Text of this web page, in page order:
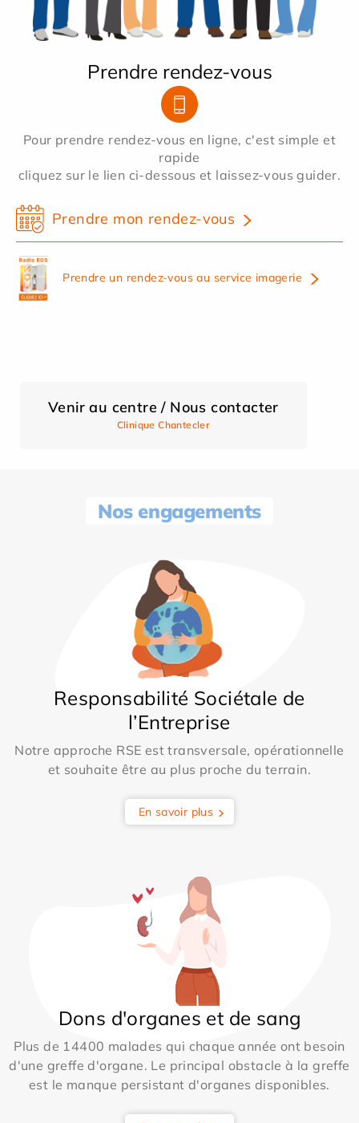
Prendre rendez-vous
Pour prendre rendez-vous en ligne, c'est simple et
rapide
cliquez sur le lien ci-dessous et laissez-vous guider.
Prendre mon rendez-vous
Prendre un rendez-vous au service imagerie
Venir au centre / Nous contacter
Clinique Chantecler
Nos engagements
Responsabilité Sociétale de
l’Entreprise
Notre approche RSE est transversale, opérationnelle
et souhaite être au plus proche du terrain.
En savoir plus
Dons d'organes et de sang
Plus de 14400 malades qui chaque année ont besoin
d'une greffe d'organe. Le principal obstacle à la greffe
est le manque persistant d'organes disponibles.